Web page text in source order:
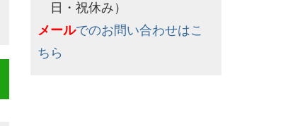
日・祝休み）
メールでのお問い合わせはこ
ちら